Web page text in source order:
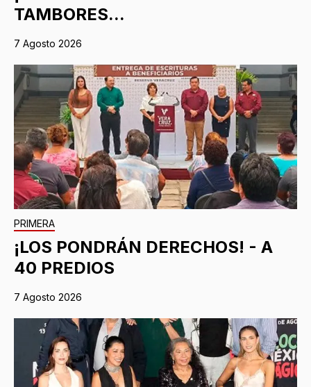
TAMBORES...
7 Agosto 2026
PRIMERA
¡LOS PONDRÁN DERECHOS! - A
40 PREDIOS
7 Agosto 2026